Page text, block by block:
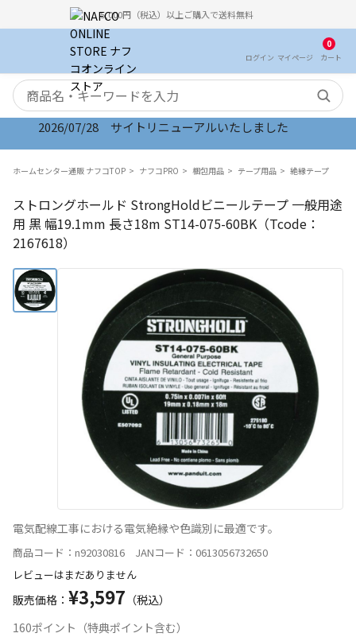
5,000円（税込）以上ご購入で送料無料
ログイン マイ ページ
0
カート
検索キーワード
2026/07/28 サイトリニューアルいたしました
ホームセンター通販 ナフコTOP ナフコPRO 梱包用品 テープ用品 絶縁テープ
ストロングホールド StrongHoldビニールテープ 一般用途
用 黒 幅19.1mm 長さ18m ST14-075-60BK（Tcode：
2167618）
電気配線工事における電気絶縁や色識別に最適です。
商品コード：n92030816 JANコード：0613056732650
レビューはまだありません
販売価格： ¥3,597 （税込）
160ポイント（特典ポイント含む）